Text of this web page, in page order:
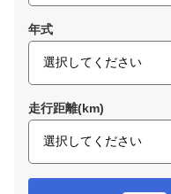
年式
走行距離(km)